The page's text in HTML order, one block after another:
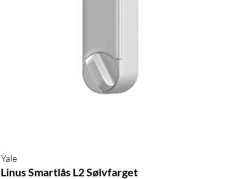
Yale
Linus Smartlås L2 Sølvfarget